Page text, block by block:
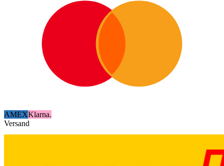
AMEXKlarna.
Versand